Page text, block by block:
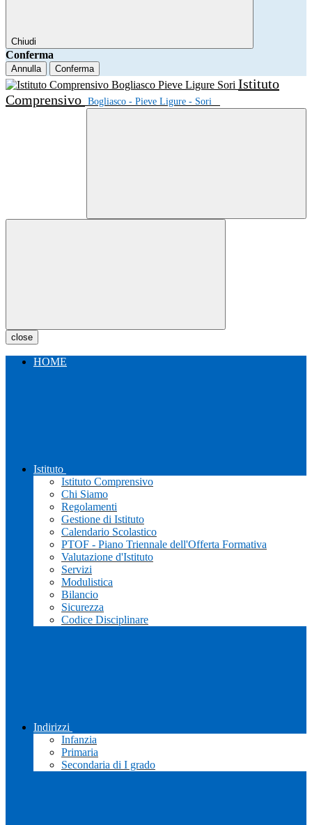
Chiudi
Conferma
Annulla Conferma
Istituto
Comprensivo Bogliasco - Pieve Ligure - Sori
close
HOME
Istituto
Istituto Comprensivo
Chi Siamo
Regolamenti
Gestione di Istituto
Calendario Scolastico
PTOF - Piano Triennale dell'Offerta Formativa
Valutazione d'Istituto
Servizi
Modulistica
Bilancio
Sicurezza
Codice Disciplinare
Indirizzi
Infanzia
Primaria
Secondaria di I grado